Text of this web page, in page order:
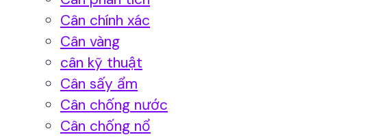
Cân chính xác
Cân vàng
cân kỹ thuật
Cân sấy ẩm
Cân chống nước
Cân chống nổ